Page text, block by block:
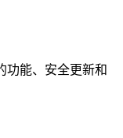
能、安全更新和